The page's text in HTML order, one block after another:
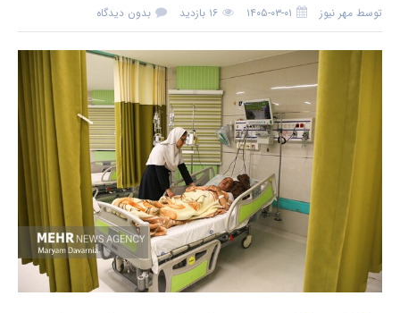
توسط مهر نیوز ۱۴۰۵-۰۳-۰۱ ۱۶ بازدید بدون دیدگاه